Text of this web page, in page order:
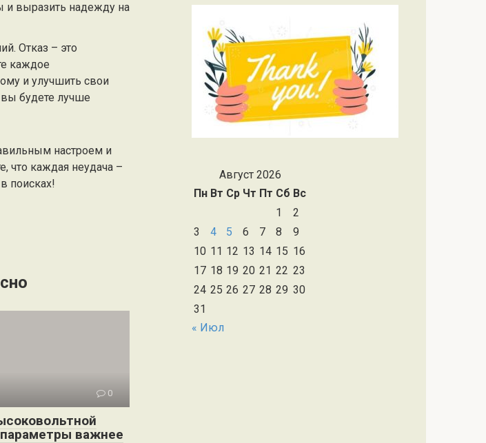
и выразить надежду на
Отказ – это
каждое
и улучшить свои
будете лучше
настроем и
что каждая неудача –
поисках!
0
важнее
Август 2026
Пн Вт Ср Чт Пт Сб Вс
1
2
3
4 5 6 7 8
9
10 11 12 13 14 15 16
17 18 19 20 21 22 23
24 25 26 27 28 29 30
31
« Июл